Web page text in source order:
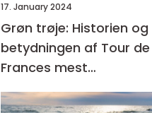
17. January 2024
Grøn trøje: Historien og
betydningen af Tour de
Frances mest
eftertragtede præmie